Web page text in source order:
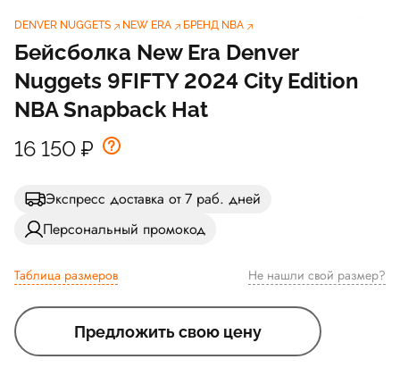
DENVER NUGGETS NEW ERA БРЕНД NBA
Бейсболка New Era Denver
Nuggets 9FIFTY 2024 City Edition
NBA Snapback Hat
16 150 ₽
Экспресс доставка от 7 раб. дней
Персональный промокод
Таблица размеров Не нашли свой размер?
Предложить свою цену